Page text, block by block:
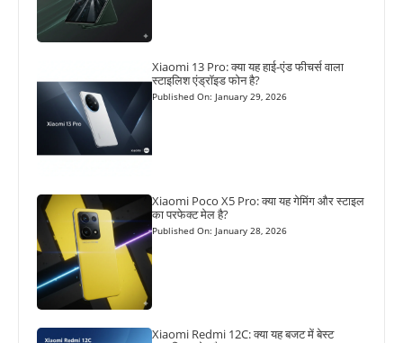
Xiaomi 13 Pro: क्या यह हाई-एंड फीचर्स वाला
स्टाइलिश एंड्रॉइड फोन है?
Published On: January 29, 2026
Xiaomi Poco X5 Pro: क्या यह गेमिंग और स्टाइल
का परफेक्ट मेल है?
Published On: January 28, 2026
Xiaomi Redmi 12C: क्या यह बजट में बेस्ट